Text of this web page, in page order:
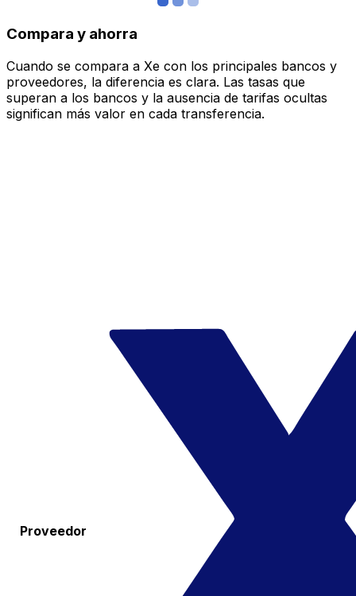
Compara y ahorra
Cuando se compara a Xe con los principales bancos y
proveedores, la diferencia es clara. Las tasas que
superan a los bancos y la ausencia de tarifas ocultas
significan más valor en cada transferencia.
Proveedor